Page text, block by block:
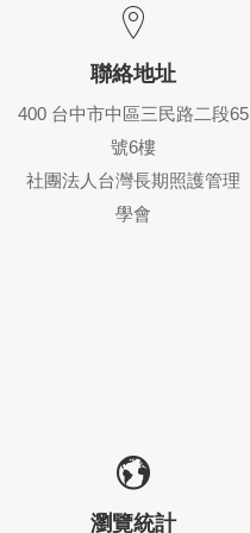
聯絡地址
400 台中市中區三民路二段65
號6樓
社團法人台灣長期照護管理
學會
瀏覽統計